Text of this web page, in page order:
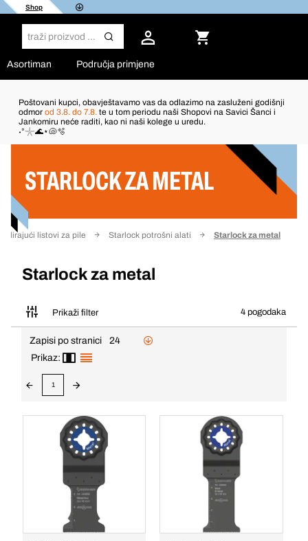
Shop
Asortiman Područja primjene
Poštovani kupci, obavještavamo vas da odlazimo na zasluženi godišnji
odmor od 3.8. do 7.8. te u tom periodu naši Shopovi na Savici Šanci i
Jankomiru neće raditi, kao ni naši kolege u uredu.
˖°𓇼🌊⋆🐚🫧
STARLOCK ZA METAL
listovi za pile Starlock potrošni alati Starlock za metal
Starlock za metal
Prikaži filter 4 pogodaka
Filter
Zapisi po stranici
24
Prikaz:
1